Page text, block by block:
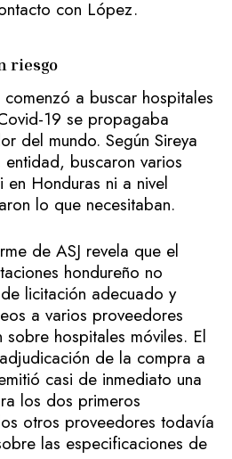
con López.
riesgo
a buscar hospitales
19 se propagaba
del mundo. Según Sireya
buscaron varios
Honduras ni a nivel
lo que necesitaban.
de ASJ revela que el
hondureño no
licitación adecuado y
a varios proveedores
hospitales móviles. El
de la compra a
casi de inmediato una
los dos primeros
otros proveedores todavía
las especificaciones de